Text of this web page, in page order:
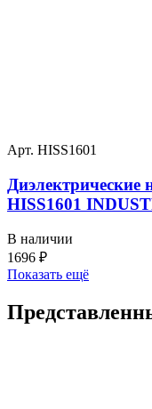
Арт. HISS1601
HISS1601
В наличии
1696 ₽
Показать ещё